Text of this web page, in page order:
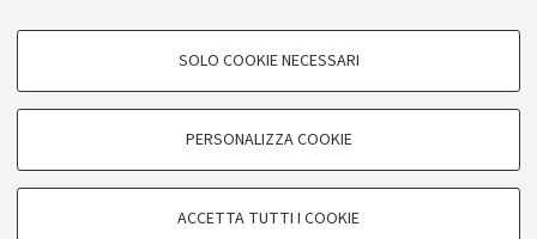
COOKIE DI PROFILAZIONE - FACOLTATIVI
COOKIE TECNICI - NECESSARI
SOLO COOKIE NECESSARI
PERSONALIZZA COOKIE
ACCETTA TUTTI I COOKIE
© Copyright 2026 - ALMA MATER STUDIORUM - Università di
Bologna - Via Zamboni, 33 - 40126 Bologna - PI: 01131710376 -
CF: 80007010376